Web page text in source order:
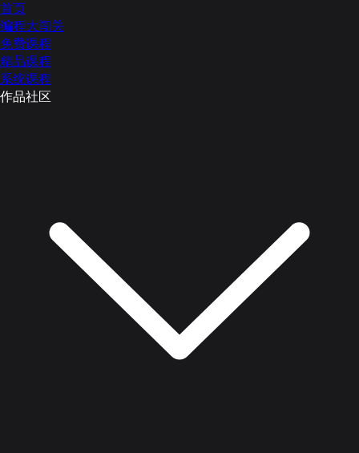
首页
编程大闯关
免费课程
精品课程
系统课程
作品社区